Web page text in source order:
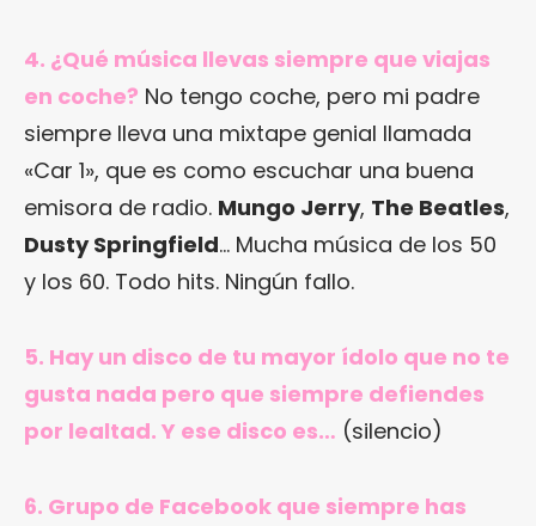
4. ¿Qué música llevas siempre que viajas
en coche? No tengo coche, pero mi padre
siempre lleva una mixtape genial llamada
«Car 1», que es como escuchar una buena
emisora de radio. Mungo Jerry, The Beatles,
Dusty Springfield… Mucha música de los 50
y los 60. Todo hits. Ningún fallo.
5. Hay un disco de tu mayor ídolo que no te
gusta nada pero que siempre defiendes
por lealtad. Y ese disco es… (silencio)
6. Grupo de Facebook que siempre has